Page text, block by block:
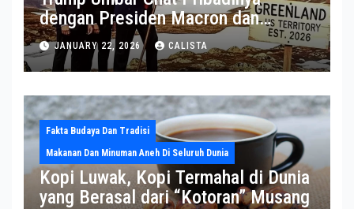
dengan Presiden Macron dan
Sekjen NATO ke Medsos, Bahas Isu
Greenland
JANUARY 22, 2026 CALISTA
Fakta Budaya Dan Tradisi
Makanan Dan Minuman Aneh Di Seluruh Dunia
Kopi Luwak, Kopi Termahal di Dunia
yang Berasal dari “Kotoran” Musang